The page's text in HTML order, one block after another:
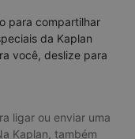
para compartilhar
da Kaplan
você, deslize para
ligar ou enviar uma
Kaplan, também